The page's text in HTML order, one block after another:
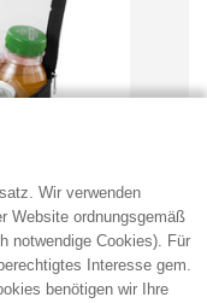
Wir verwenden
Website ordnungsgemäß
notwendige Cookies). Für
Interesse gem.
benötigen wir Ihre